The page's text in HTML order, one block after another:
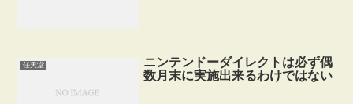
任天堂
ニンテンドーダイレクトは必ず偶
数月末に実施出来るわけではない